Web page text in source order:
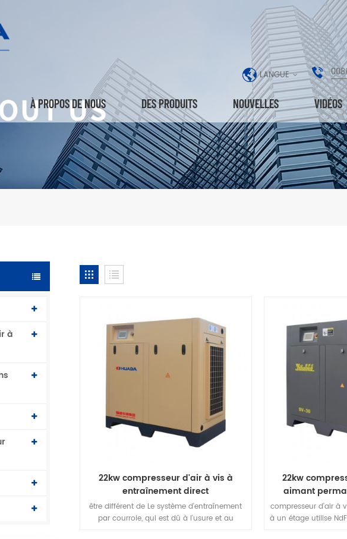
LANGUE
À PROPOS DE NOUS DES PRODUITS NOUVELLES VIDÉOS
à
22kw compresseur d'air à vis à
entraînement direct
être différent de Le système d'entraînement
par courroie, qui est dû à l'usure et au
22kw
aimant
compresseur d'air à
à un étage utilise